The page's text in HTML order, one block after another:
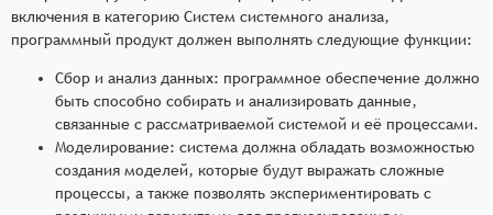
включения в категорию Систем системного анализа,
программный продукт должен выполнять следующие функции:
Сбор и анализ данных: программное обеспечение должно
быть способно собирать и анализировать данные,
связанные с рассматриваемой системой и её процессами.
Моделирование: система должна обладать возможностью
создания моделей, которые будут выражать сложные
процессы, а также позволять экспериментировать с